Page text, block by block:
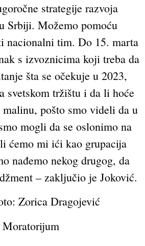
strategije razvoja
Srbiji. Možemo pomoću
nacionalni tim. Do 15. marta
s izvoznicima koji treba da
šta se očekuje u 2023,
svetskom tržištu i da li hoće
malinu, pošto smo videli da u
mogli da se oslonimo na
ćemo mi ići kao grupacija
nađemo nekog drugog, da
– zaključio je Joković.
Zorica Dragojević
Moratorijum